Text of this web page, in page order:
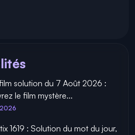
film solution du 7 Août 2026 :
le film mystère...
1619 : Solution du mot du jour,